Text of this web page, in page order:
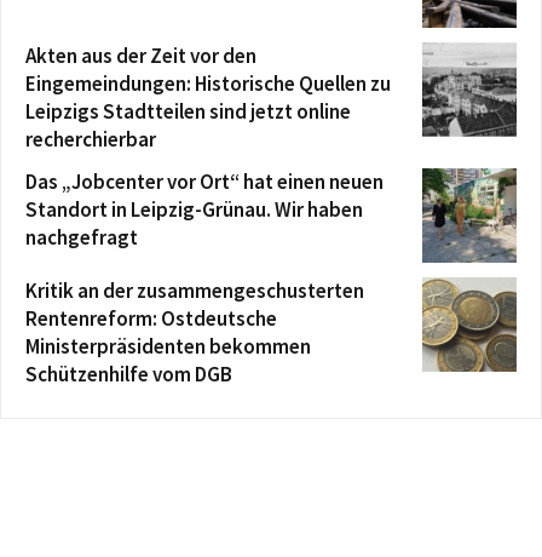
Akten aus der Zeit vor den
Eingemeindungen: Historische Quellen zu
Leipzigs Stadtteilen sind jetzt online
recherchierbar
Das „Jobcenter vor Ort“ hat einen neuen
Standort in Leipzig-Grünau. Wir haben
nachgefragt
Kritik an der zusammengeschusterten
Rentenreform: Ostdeutsche
Ministerpräsidenten bekommen
Schützenhilfe vom DGB